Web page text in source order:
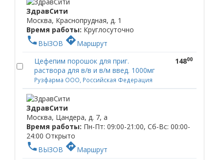
ЗдравСити
Москва, Краснопрудная, д. 1
Время работы: Круглосуточно
phone ВЫЗОВ directionsМаршрут
Цефепим порошок для приг.
раствора для в/в и в/м введ. 1000мг
Рузфарма ООО, Российская Федерация
14800
ЗдравСити
Москва, Цандера, д. 7, а
Время работы: Пн-Пт: 09:00-21:00, Сб-Вс: 00:00-
24:00 Открыто
phone ВЫЗОВ directionsМаршрут